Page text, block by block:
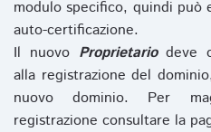
modulo specifico, quindi
auto-certificazione.
Il nuovo Proprietariodeve
alla registrazione del
nuovo dominio. Per
registrazione consultare la